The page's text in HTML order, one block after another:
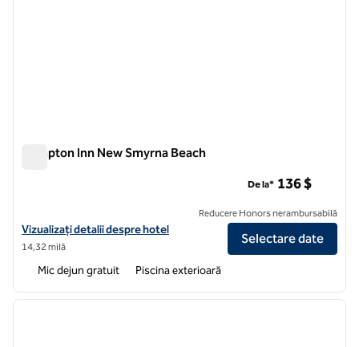
Hampton Inn New Smyrna Beach
Vizualizați detaliile hotelului pentru plaja Hampton Inn New Smyrna
Vizualizați detalii despre hotel
14,32 milă
De la* 136 $
Reducere Honors nerambursabilă
Selectare date
Mic dejun gratuit Piscina exterioară
1 din 12